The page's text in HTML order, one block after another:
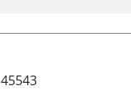
45543